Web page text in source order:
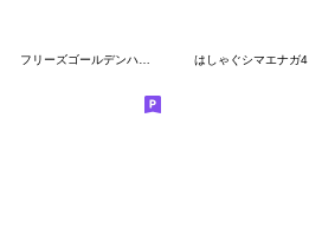
フリーズゴールデンハムスター はしゃぐシマエナガ4